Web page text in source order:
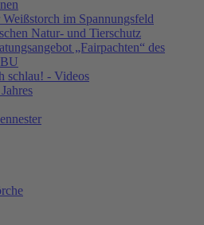
Weißstorch im Spannungsfeld
Natur- und Tierschutz
„Fairpachten“ des
schlau! - Videos